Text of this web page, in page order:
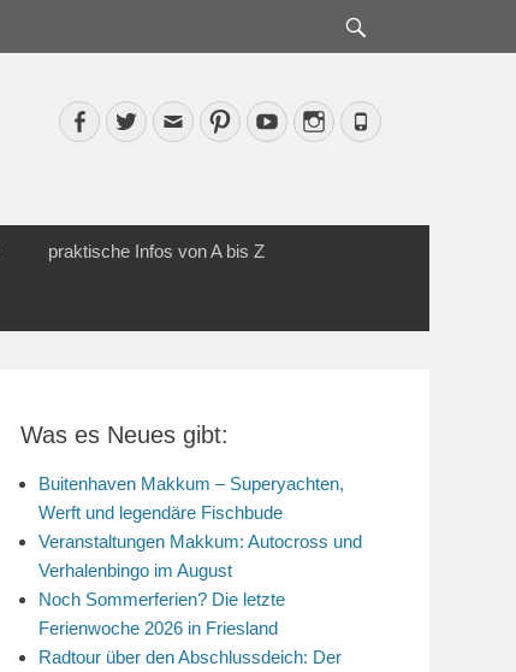
Facebook
TwitterEmailPinterestYouTubeInstagram
Phone
praktische Infos von A bis Z
Was es Neues gibt:
Buitenhaven Makkum – Superyachten,
Werft und legendäre Fischbude
Veranstaltungen Makkum: Autocross und
Verhalenbingo im August
Noch Sommerferien? Die letzte
Ferienwoche 2026 in Friesland
Radtour über den Abschlussdeich: Der